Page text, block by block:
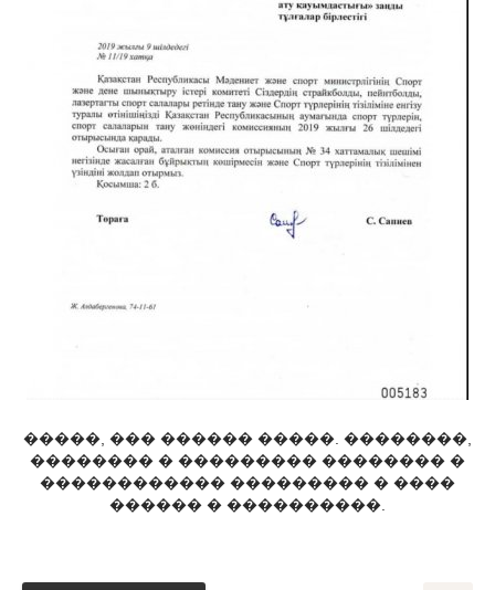
�����, ��� ������ �����. ��������,
�������� � ��������� �������� �
������������ ��������� � ����
������ � ����������.